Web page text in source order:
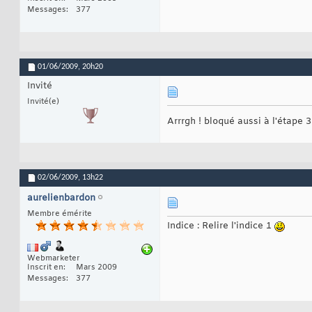
Messages
377
01/06/2009, 20h20
Invité
Invité(e)
Arrrgh ! bloqué aussi à l'étape
02/06/2009, 13h22
aurelienbardon
Membre émérite
Webmarketer
Inscrit en
Mars 2009
Messages
377
Indice : Relire l'indice 1